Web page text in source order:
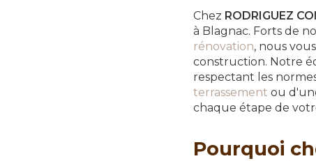
Chez RODRIGUEZ
à Blagnac. Forts de
rénovation, nous
construction. Notre
respectant les
terrassement ou
chaque étape de
Pourquoi